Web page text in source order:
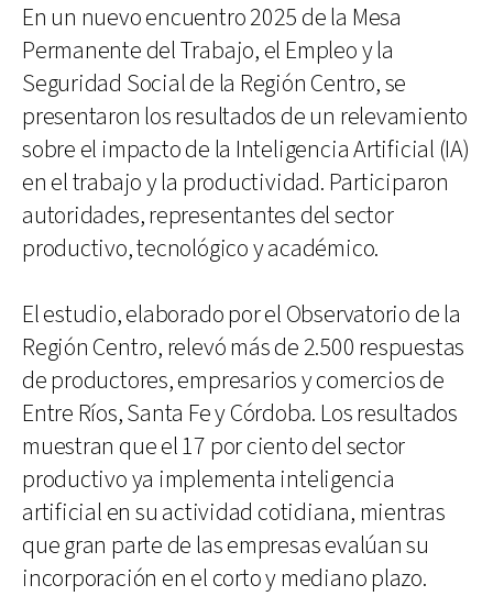
En un nuevo encuentro 2025 de la Mesa
Permanente del Trabajo, el Empleo y la
Seguridad Social de la Región Centro, se
presentaron los resultados de un relevamiento
sobre el impacto de la Inteligencia Artificial (IA)
en el trabajo y la productividad. Participaron
autoridades, representantes del sector
productivo, tecnológico y académico.
El estudio, elaborado por el Observatorio de la
Región Centro, relevó más de 2.500 respuestas
de productores, empresarios y comercios de
Entre Ríos, Santa Fe y Córdoba. Los resultados
muestran que el 17 por ciento del sector
productivo ya implementa inteligencia
artificial en su actividad cotidiana, mientras
que gran parte de las empresas evalúan su
incorporación en el corto y mediano plazo.